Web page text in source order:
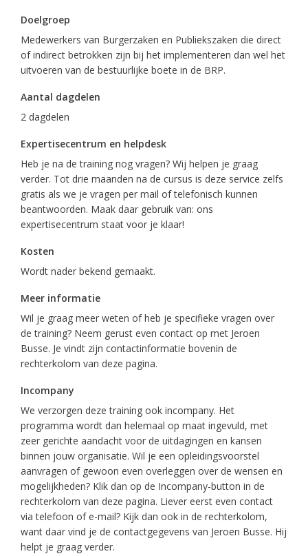
Doelgroep
Medewerkers van Burgerzaken en Publiekszaken die direct
of indirect betrokken zijn bij het implementeren dan wel het
uitvoeren van de bestuurlijke boete in de BRP.
Aantal dagdelen
2 dagdelen
Expertisecentrum en helpdesk
Heb je na de training nog vragen? Wij helpen je graag
verder. Tot drie maanden na de cursus is deze service zelfs
gratis als we je vragen per mail of telefonisch kunnen
beantwoorden. Maak daar gebruik van: ons
expertisecentrum staat voor je klaar!
Kosten
Wordt nader bekend gemaakt.
Meer informatie
Wil je graag meer weten of heb je specifieke vragen over
de training? Neem gerust even contact op met Jeroen
Busse. Je vindt zijn contactinformatie bovenin de
rechterkolom van deze pagina.
Incompany
We verzorgen deze training ook incompany. Het
programma wordt dan helemaal op maat ingevuld, met
zeer gerichte aandacht voor de uitdagingen en kansen
binnen jouw organisatie. Wil je een opleidingsvoorstel
aanvragen of gewoon even overleggen over de wensen en
mogelijkheden? Klik dan op de Incompany-button in de
rechterkolom van deze pagina. Liever eerst even contact
via telefoon of e-mail? Kijk dan ook in de rechterkolom,
want daar vind je de contactgegevens van Jeroen Busse. Hij
helpt je graag verder.